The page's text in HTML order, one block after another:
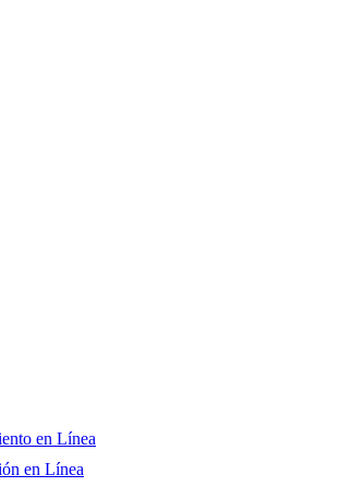
en Línea
en Línea